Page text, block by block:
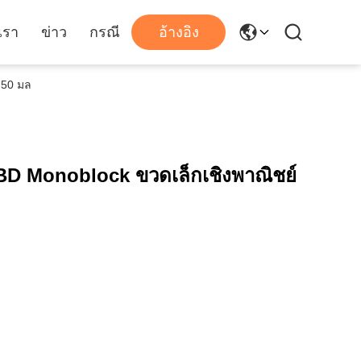
า ข่าว กรณี อ้างอิง
มล
Monoblock ขวดเล็กเชิงพาณิชย์